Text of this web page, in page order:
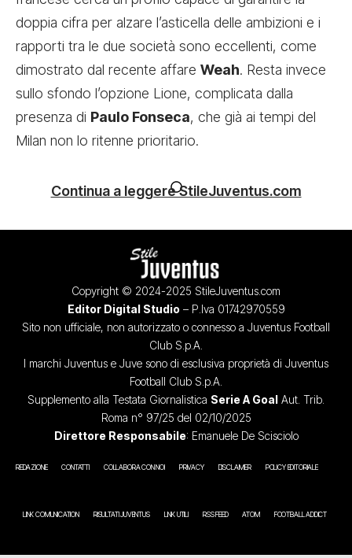
doppia cifra per alzare l’asticella delle ambizioni e i
rapporti tra le due società sono eccellenti, come
dimostrato dal recente affare Weah. Resta invece
sullo sfondo l’opzione Lione, complicata dalla
presenza di Paulo Fonseca, che già ai tempi del
Milan non lo ritenne prioritario.
Continua a leggere StileJuventus.com
Copyright © 2024-2025 StileJuventus.com
Editor Digital Studio – P.Iva 01742970559
Sito non ufficiale, non autorizzato o connesso a Juventus Football
Club S.p.A.
I marchi Juventus e Juve sono di esclusiva proprietà di Juventus
Football Club S.p.A.
Supplemento alla Testata Giornalistica Serie A Goal Aut. Trib.
Roma n° 97/25 del 02/10/2025
Direttore Responsabile: Emanuele De Scisciolo
REDAZIONE CONTATTI COLLABORA CON NOI PRIVACY DISCLAIMER POLICY EDITORIALE
LINK COMUNICATION RISULTATI JUVENTUS LINK UTILI RSS FEED ATOM FOOTBALL ADDICT